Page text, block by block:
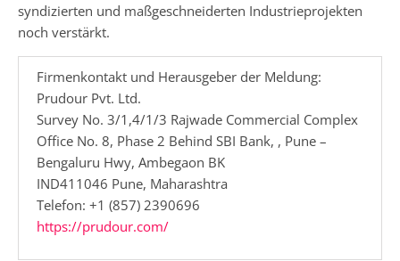
syndizierten und maßgeschneiderten Industrieprojekten
noch verstärkt.
Firmenkontakt und Herausgeber der Meldung:
Prudour Pvt. Ltd.
Survey No. 3/1,4/1/3 Rajwade Commercial Complex
Office No. 8, Phase 2 Behind SBI Bank, , Pune –
Bengaluru Hwy, Ambegaon BK
IND411046 Pune, Maharashtra
Telefon: +1 (857) 2390696
https://prudour.com/